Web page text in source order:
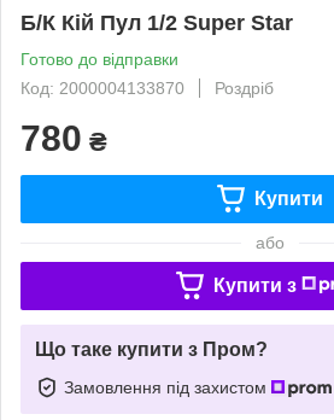
Б/К Кій Пул 1/2 Super Star
Готово до відправки
Код: 2000004133870
Роздріб
780 ₴
Купити
або
Купити з
Що таке купити з Пром?
Замовлення під захистом